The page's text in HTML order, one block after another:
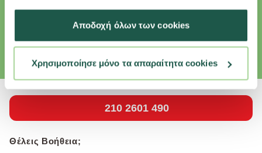
Αποδοχή όλων των cookies
Χρησιμοποίησε μόνο τα απαραίτητα cookies
αποκλειστικές προσφορές για το κατοικίδιό σου.
εγγραφή
210 2601 490
Θέλεις Βοήθεια;